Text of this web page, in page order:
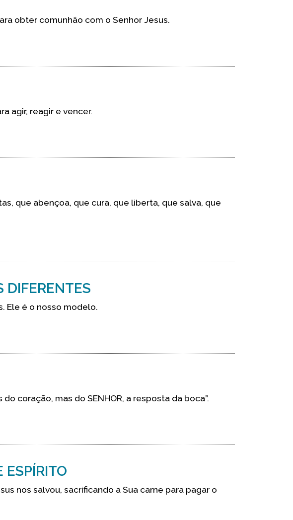
obter comunhão com o Senhor Jesus.
agir, reagir e vencer.
que abençoa, que cura, que liberta, que salva, que
DIFERENTES
Ele é o nosso modelo.
coração, mas do SENHOR, a resposta da boca”.
ESPÍRITO
nos salvou, sacrificando a Sua carne para pagar o